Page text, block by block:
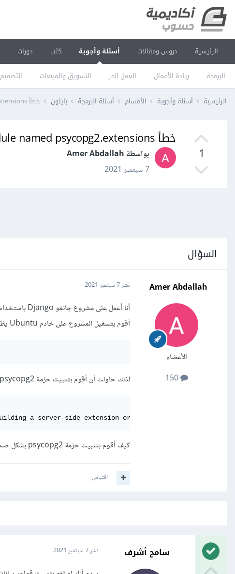
الرئيسية دروس ومقالات أسئلة وأجوبة
البرمجة ريادة الأعمال العمل الحر التسويق والمبيعات التصميم
كتب دورات
الرئيسية أسئلة وأجوبة الأقسام أسئلة البرمجة بايثون خطأ No module named psycopg2.extensions أثناء تشغيل مشروع جانغو Django
1
خطأ No module named psycopg2.extensions أثناء تشغيل مشروع جانغو Django
بواسطة Amer Abdallah
7 سبتمبر 2021
السؤال
Amer Abdallah
الأعضاء
150
نشر7 سبتمبر 2021
أقوم بتشغيل المشروع على خادم Ubuntu يظهر لي الخطأ:
لذلك حاولت أن أقوم بتثبيت حزمة psycopg2 ولكن ظهر لي خطأ أثناء التثبيت:
كيف أقوم بتثبيت حزمة psycopg2 بشكل صحيح حتى يعمل المشروع؟
اقتباس
سامح أشرف نشر7 سبتمبر 2021